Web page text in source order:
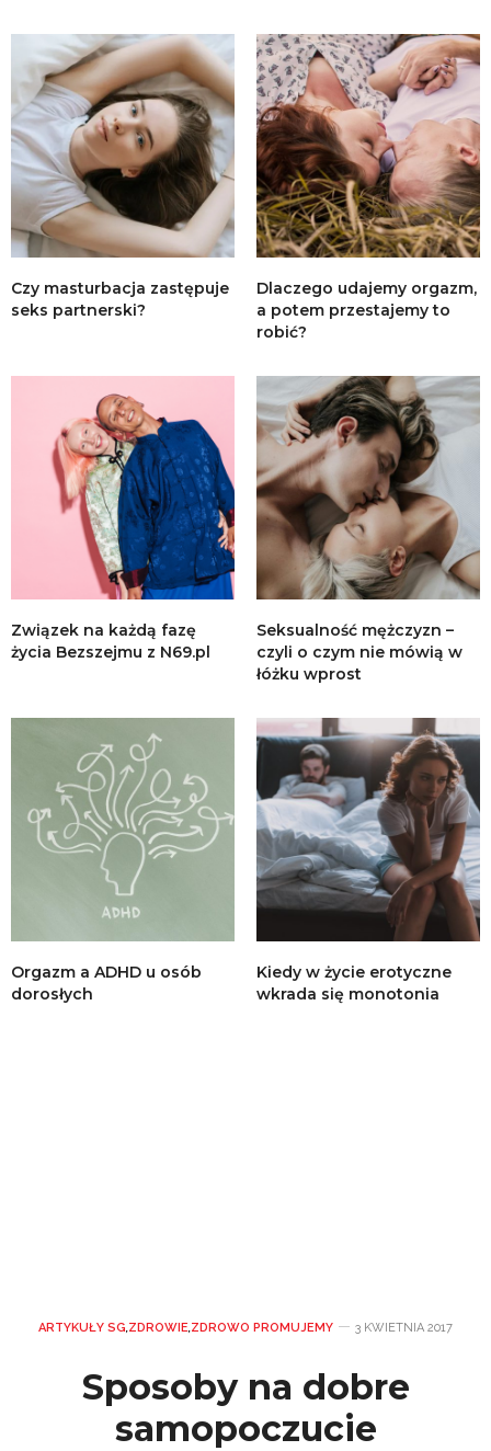
Czy masturbacja zastępuje
seks partnerski?
Dlaczego udajemy orgazm,
a potem przestajemy to
robić?
Związek na każdą fazę
życia Bezszejmu z N69.pl
Seksualność mężczyzn –
czyli o czym nie mówią w
łóżku wprost
Orgazm a ADHD u osób
dorosłych
Kiedy w życie erotyczne
wkrada się monotonia
ARTYKUŁY SG,ZDROWIE,ZDROWO PROMUJEMY 3 KWIETNIA 2017
Sposoby na dobre
samopoczucie